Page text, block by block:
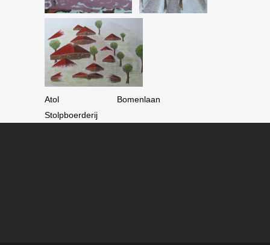
Atol Bomenlaan
Stolpboerderij